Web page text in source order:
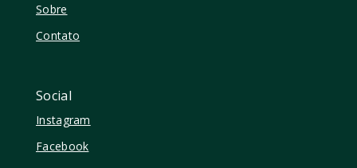
Sobre
Contato
Social
Instagram
Facebook